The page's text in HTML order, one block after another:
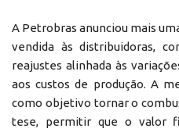
A Petrobras anunciou mais
vendida às distribuidoras,
reajustes alinhada às
aos custos de produção. A
como objetivo tornar o
tese, permitir que o valor